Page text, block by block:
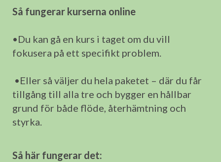
Så fungerar kurserna online
•Du kan gå en kurs i taget om du vill
fokusera på ett specifikt problem.
•Eller så väljer du hela paketet – där du får
tillgång till alla tre och bygger en hållbar
grund för både flöde, återhämtning och
styrka.
Så här fungerar det: